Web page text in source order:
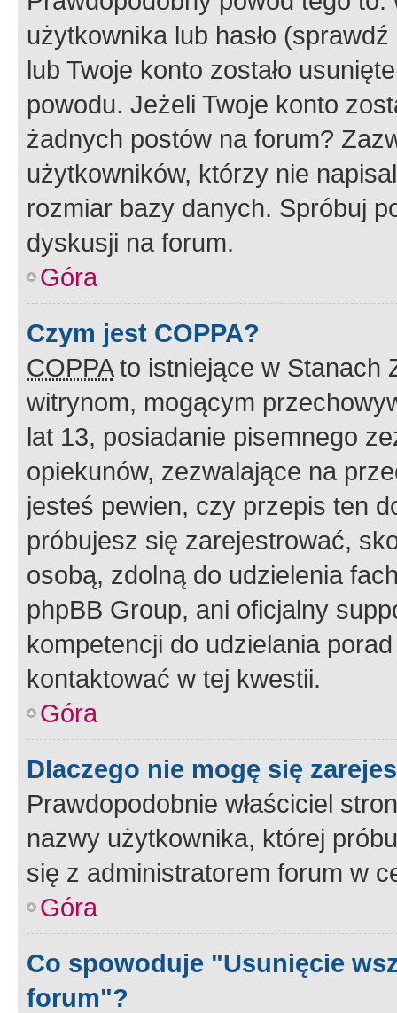
użytkownika lub hasło
lub Twoje konto zostało
powodu. Jeżeli Twoje konto
żadnych postów na forum?
użytkowników, którzy nie
rozmiar bazy danych. Spróbuj
dyskusji na forum.
Góra
Czym jest COPPA?
COPPAto istniejące w Stanach
witrynom, mogącym
lat 13, posiadanie pisemnego
opiekunów, zezwalające na
jesteś pewien, czy przepis ten
próbujesz się zarejestrować,
osobą, zdolną do udzielenia
phpBB Group, ani oficjalny
kompetencji do udzielania
kontaktować w tej kwestii.
Góra
Dlaczego nie mogę się
Prawdopodobnie właściciel
nazwy użytkownika, której
się z administratorem forum w
Góra
Co spowoduje "Usunięcie
forum"?